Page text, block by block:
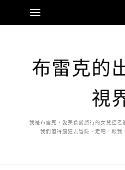
布雷克的
視
我是布雷克，愛美食愛旅行的女兒控老
我們值得瘋狂去冒險，走吧，跟我